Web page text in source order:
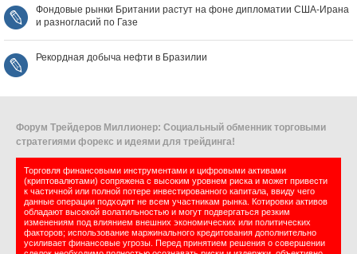
Фондовые рынки Британии растут на фоне дипломатии США‑Ирана
и разногласий по Газе
Рекордная добыча нефти в Бразилии
Форум Трейдеров Миллионер: Социальный обменник торговыми
стратегиями форекс и идеями для трейдинга!
Торговля финансовыми инструментами и цифровыми активами
(криптовалютами) сопряжена с высоким уровнем риска и может привести
к частичной или полной потере инвестированного капитала, ввиду чего
данные операции подходят не всем участникам рынка. Котировки активов
обладают высокой волатильностью и могут подвергаться резким
изменениям под влиянием внешних экономических или политических
факторов; использование маржинального кредитования дополнительно
усиливает финансовые угрозы. Перед принятием решения о совершении